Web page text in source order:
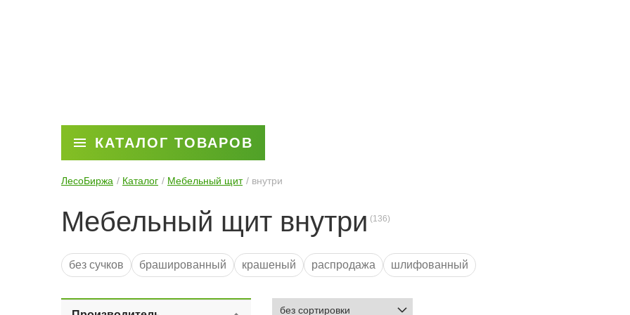
КАТАЛОГ ТОВАРОВ
ЛесоБиржа Каталог Мебельный щит внутри
Мебельный щит внутри
без сучков брашированный крашеный распродажа шлифованный